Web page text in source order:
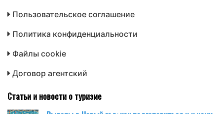
Пользовательское соглашение
Политика конфиденциальности
Файлы cookie
Договор агентский
Статьи и новости о туризме